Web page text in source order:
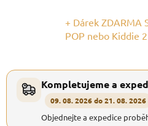
+ Dárek ZDARMA
POP nebo Kiddie 2
Kompletujeme a
09. 08. 2026 do 21. 08. 2026
Objednejte a expedice